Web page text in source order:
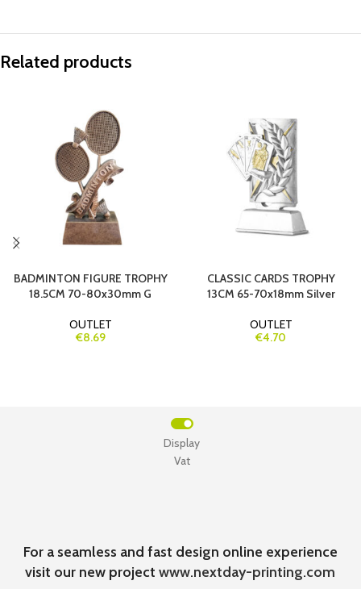
Related products
BADMINTON FIGURE TROPHY
18.5CM 70-80x30mm G
OUTLET
€8.69
CLASSIC CARDS TROPHY
13CM 65-70x18mm Silver
OUTLET
€4.70
Vat
Display
For a seamless and fast design online experience
visit our new projectwww.nextday-printing.com